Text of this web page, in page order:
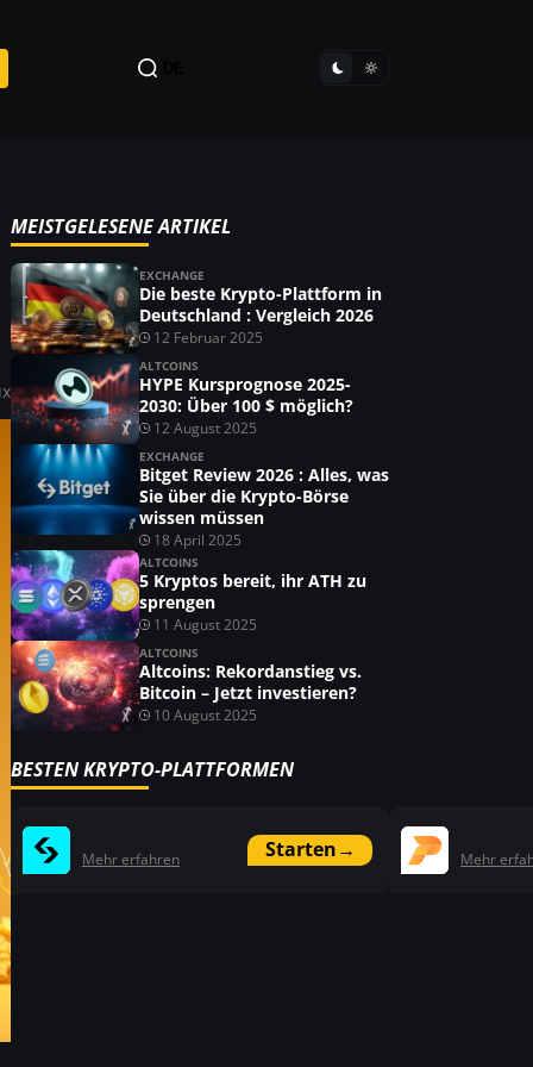
MEISTGELESENE ARTIKEL
EXCHANGE
Die beste Krypto-Plattform in
Deutschland : Vergleich 2026
12 Februar 2025
ALTCOINS
HYPE Kursprognose 2025-
2030: Über 100 $ möglich?
12 August 2025
EXCHANGE
Bitget Review 2026 : Alles, was
Sie über die Krypto-Börse
wissen müssen
18 April 2025
ALTCOINS
5 Kryptos bereit, ihr ATH zu
sprengen
11 August 2025
ALTCOINS
Altcoins: Rekordanstieg vs.
Bitcoin – Jetzt investieren?
10 August 2025
BESTEN KRYPTO-PLATTFORMEN
Starten→
Mehr erfahren Mehr